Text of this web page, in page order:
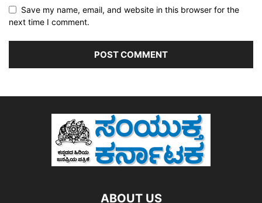
Save my name, email, and website in this browser for the
next time I comment.
ABOUT US